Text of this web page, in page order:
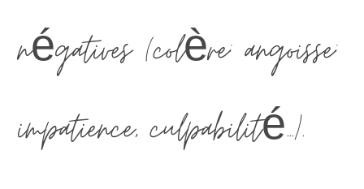
négatives (colère; angoisse;
impatience, culpabilité...).